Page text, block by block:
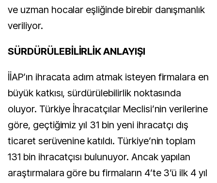
ve uzman hocalar eşliğinde birebir danışmanlık
veriliyor.
SÜRDÜRÜLEBİLİRLİK ANLAYIŞI
İİAP’ın ihracata adım atmak isteyen firmalara en
büyük katkısı, sürdürülebilirlik noktasında
oluyor. Türkiye İhracatçılar Meclisi’nin verilerine
göre, geçtiğimiz yıl 31 bin yeni ihracatçı dış
ticaret serüvenine katıldı. Türkiye’nin toplam
131 bin ihracatçısı bulunuyor. Ancak yapılan
araştırmalara göre bu firmaların 4’te 3’ü ilk 4 yıl